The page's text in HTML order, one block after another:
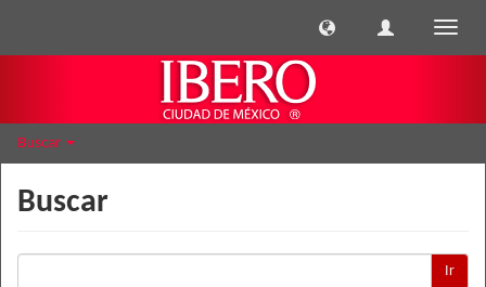
Buscar
Buscar
Ir